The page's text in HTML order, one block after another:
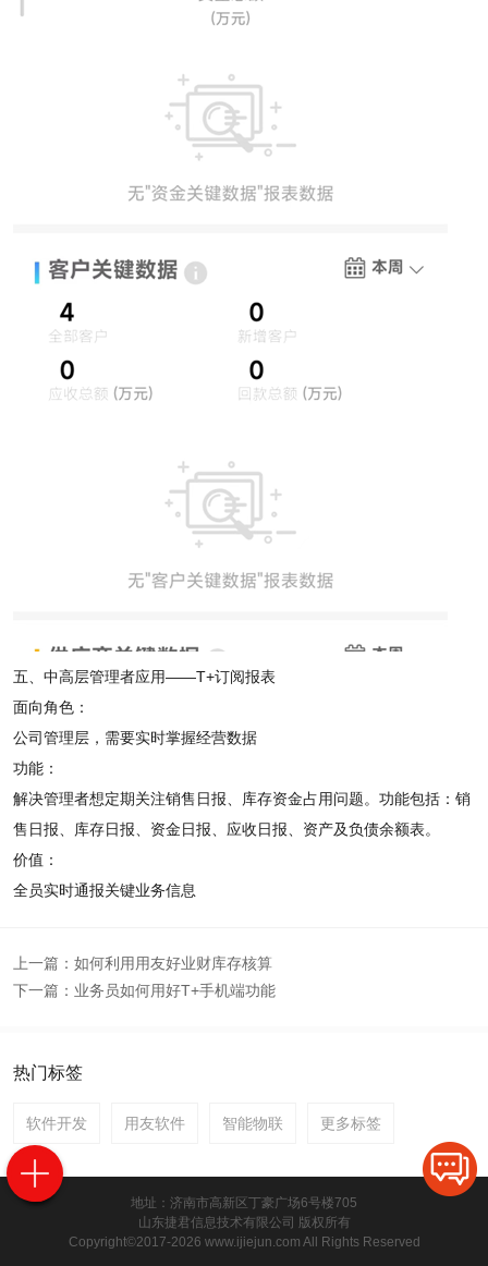
五、中高层管理者应用——T+订阅报表
面向角色：
公司管理层，需要实时掌握经营数据
功能：
解决管理者想定期关注销售日报、库存资金占用问题。功能包括：销
售日报、库存日报、资金日报、应收日报、资产及负债余额表。
价值：
全员实时通报关键业务信息
上一篇： 如何利用用友好业财库存核算
下一篇： 业务员如何用好T+手机端功能
热门标签
软件开发 用友软件 智能物联 更多标签
地址：济南市高新区丁豪广场6号楼705
山东捷君信息技术有限公司 版权所有
Copyright©2017-2026 www.ijiejun.com All Rights Reserved